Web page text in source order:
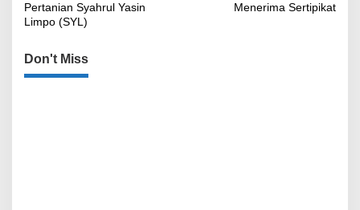
Pertanian Syahrul Yasin
Limpo (SYL)
Menerima Sertipikat
Don't Miss